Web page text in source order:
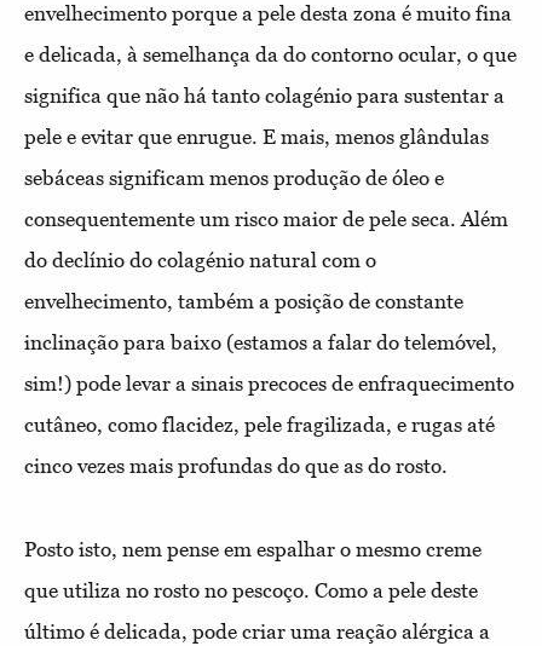
envelhecimento porque a pele desta zona é muito fina
e delicada, à semelhança da do contorno ocular, o que
significa que não há tanto colagénio para sustentar a
pele e evitar que enrugue. E mais, menos glândulas
sebáceas significam menos produção de óleo e
consequentemente um risco maior de pele seca. Além
do declínio do colagénio natural com o
envelhecimento, também a posição de constante
inclinação para baixo (estamos a falar do telemóvel,
sim!) pode levar a sinais precoces de enfraquecimento
cutâneo, como flacidez, pele fragilizada, e rugas até
cinco vezes mais profundas do que as do rosto.
Posto isto, nem pense em espalhar o mesmo creme
que utiliza no rosto no pescoço. Como a pele deste
último é delicada, pode criar uma reação alérgica a